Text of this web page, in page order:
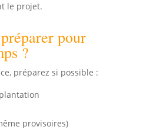
le projet.
pour
?
préparez si possible :
provisoires)